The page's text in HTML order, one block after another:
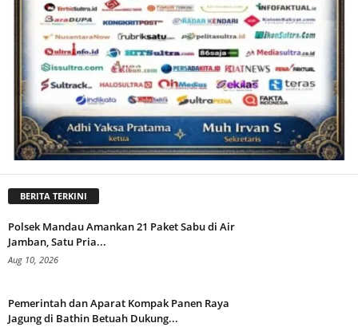
BERITA TERKINI
Polsek Mandau Amankan 21 Paket Sabu di Air
Jamban, Satu Pria...
Aug 10, 2026
Pemerintah dan Aparat Kompak Panen Raya
Jagung di Bathin Betuah Dukung...